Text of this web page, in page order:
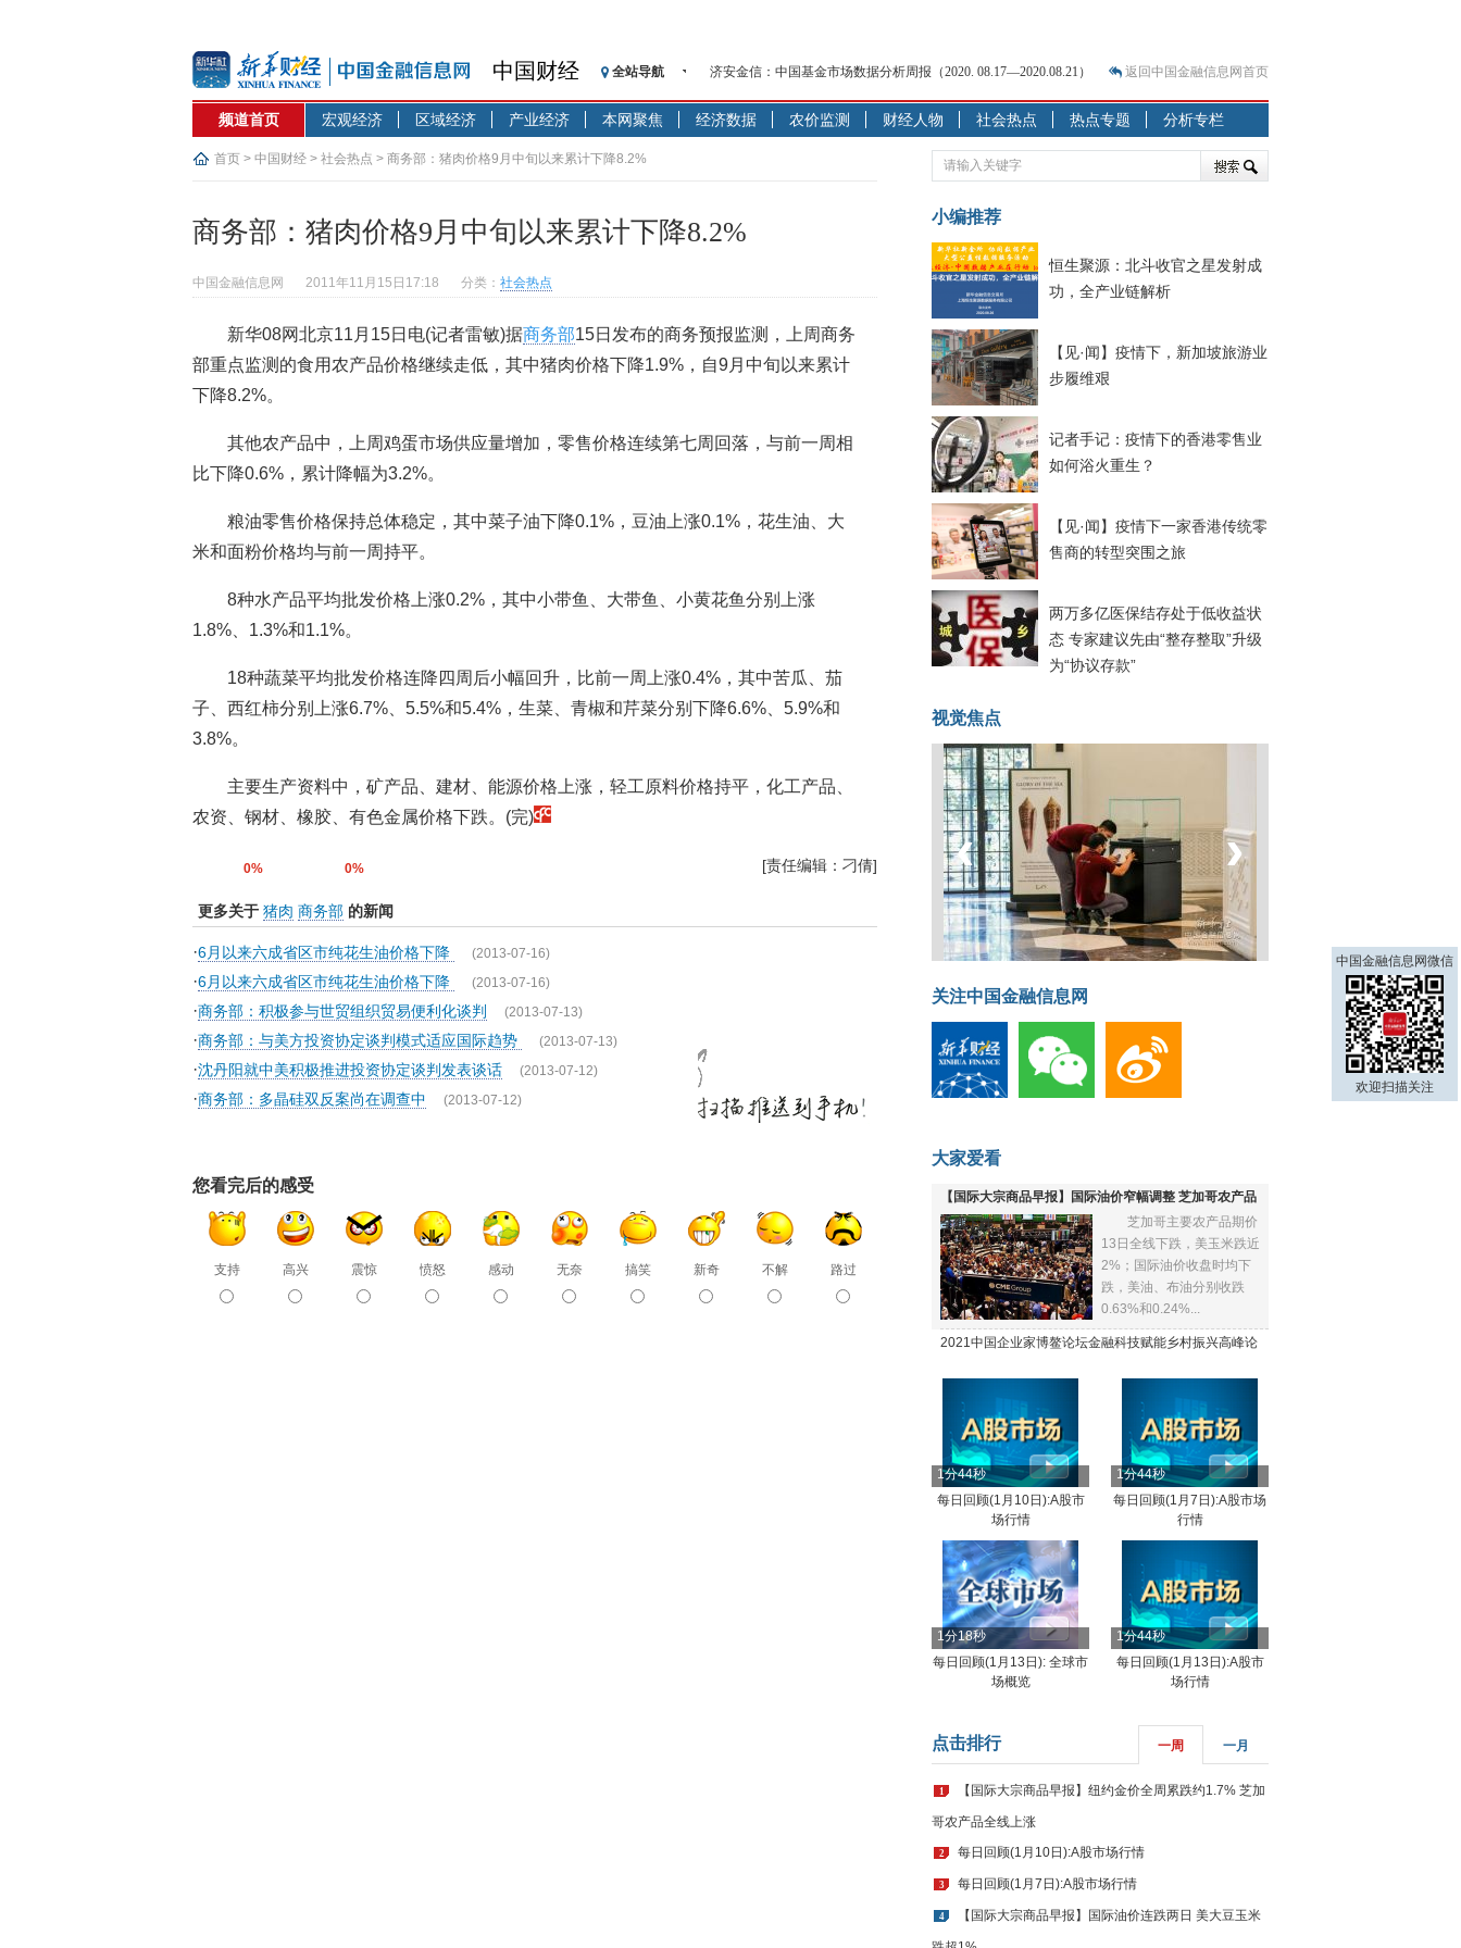
中国财经 全站导航
济安金信：中国基金市场数据分析周报（2020. 08.17—2020.08.21）
【见·闻】疫情下，新加坡旅游业步履维艰
记者手记：疫情下的香港零售业如何浴火重生？
【见·闻】疫情下一家香港传统零售商的转型突围之旅
济安金信：中国基金市场数据分析周报（2020. 07.27—2020.07.31）
【新华财经调查】同业存单、结构性存款玩起“跷跷板” 结构性失衡藏
在“隐秘的角落”
央行公开市场净投放300亿元 短端资金利率明显下行
基本面及股市双轮冲击 债市回调十年期债表现最弱
沥青期货连续两日涨逾3% 沪银及两粕涨势喜人
恒生聚源：北斗收官之星发射成功，全产业链解析
返回中国金融信息网首页
频道首页 宏观经济 区域经济 产业经济 本网聚焦 经济数据 农价监测 财经人物 社会热点 热点专题 分析专栏
首页 > 中国财经 > 社会热点 > 商务部：猪肉价格9月中旬以来累计下降8.2%
商务部：猪肉价格9月中旬以来累计下降8.2%
中国金融信息网 2011年11月15日17:18 分类： 社会热点
新华08网北京11月15日电(记者雷敏)据商务部15日发布的商务预报监测，上周商务
部重点监测的食用农产品价格继续走低，其中猪肉价格下降1.9%，自9月中旬以来累计
下降8.2%。
其他农产品中，上周鸡蛋市场供应量增加，零售价格连续第七周回落，与前一周相
比下降0.6%，累计降幅为3.2%。
粮油零售价格保持总体稳定，其中菜子油下降0.1%，豆油上涨0.1%，花生油、大
米和面粉价格均与前一周持平。
8种水产品平均批发价格上涨0.2%，其中小带鱼、大带鱼、小黄花鱼分别上涨
1.8%、1.3%和1.1%。
18种蔬菜平均批发价格连降四周后小幅回升，比前一周上涨0.4%，其中苦瓜、茄
子、西红柿分别上涨6.7%、5.5%和5.4%，生菜、青椒和芹菜分别下降6.6%、5.9%和
3.8%。
主要生产资料中，矿产品、建材、能源价格上涨，轻工原料价格持平，化工产品、
农资、钢材、橡胶、有色金属价格下跌。(完)
0% 0% [责任编辑：刁倩]
更多关于 猪肉 商务部 的新闻
·6月以来六成省区市纯花生油价格下降 (2013-07-16)
·6月以来六成省区市纯花生油价格下降 (2013-07-16)
·商务部：积极参与世贸组织贸易便利化谈判 (2013-07-13)
·商务部：与美方投资协定谈判模式适应国际趋势 (2013-07-13)
·沈丹阳就中美积极推进投资协定谈判发表谈话 (2013-07-12)
·商务部：多晶硅双反案尚在调查中 (2013-07-12)
您看完后的感受
支持 高兴 震惊 愤怒 感动 无奈 搞笑 新奇 不解 路过
小编推荐
恒生聚源：北斗收官之星发射成
功，全产业链解析
【见·闻】疫情下，新加坡旅游业
步履维艰
记者手记：疫情下的香港零售业
如何浴火重生？
【见·闻】疫情下一家香港传统零
售商的转型突围之旅
两万多亿医保结存处于低收益状
态 专家建议先由“整存整取”升级
为“协议存款”
视觉焦点
菲律宾：防疫降级
‹ ›
关注中国金融信息网
大家爱看
【国际大宗商品早报】国际油价窄幅调整 芝加哥农产品
全线下跌
芝加哥主要农产品期价
13日全线下跌，美玉米跌近
2%；国际油价收盘时均下
跌，美油、布油分别收跌
0.63%和0.24%...
2021中国企业家博鳌论坛金融科技赋能乡村振兴高峰论
1分44秒
每日回顾(1月10日):A股市
场行情
1分44秒
每日回顾(1月7日):A股市场
行情
1分18秒
每日回顾(1月13日): 全球市
场概览
1分44秒
每日回顾(1月13日):A股市
场行情
点击排行 一周 一月
1 【国际大宗商品早报】纽约金价全周累跌约1.7% 芝加
哥农产品全线上涨
2 每日回顾(1月10日):A股市场行情
3 每日回顾(1月7日):A股市场行情
4 【国际大宗商品早报】国际油价连跌两日 美大豆玉米
中国金融信息网微信
欢迎扫描关注